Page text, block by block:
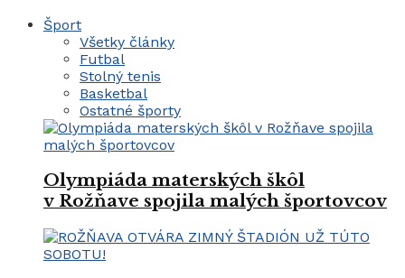
Šport
Všetky články
Futbal
Stolný tenis
Basketbal
Ostatné športy
Olympiáda materských škôl
v Rožňave spojila malých športovcov